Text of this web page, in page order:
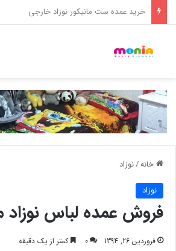
خرید شامپو سر و بدن 500 میل کودک موستلا
خانه/نوزاد
نوزاد
فروش عمده لباس نوزاد
فروردین 26, 1394 0 کمتر از یک دقیقه